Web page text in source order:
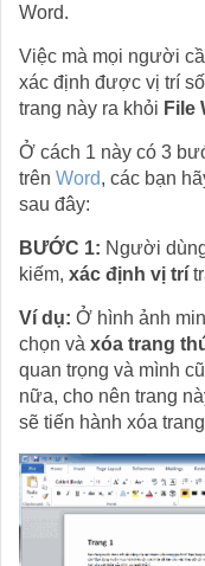
Word.
Việc mà mọi người
xác định được vị trí
trang này ra khỏi File
Ở cách 1 này có 3
trên Word, các bạn
sau đây:
BƯỚC 1: Người
kiếm, xác định vị trí
Ví dụ: Ở hình ảnh
chọn và xóa trang
quan trọng và mình
nữa, cho nên trang
sẽ tiến hành xóa